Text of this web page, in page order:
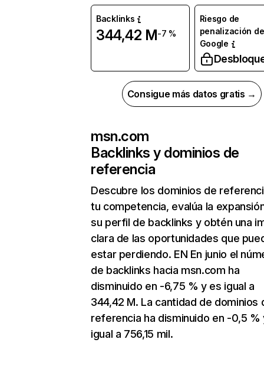
Backlinks
344,42 M-7 %
Riesgo de
penalización de
Google
Consigue más datos gratis →
msn.com
Backlinks y dominios de
referencia
Descubre los dominios de
tu competencia, evalúa la
su perfil de backlinks y obtén una
clara de las oportunidades que
estar perdiendo. EN En junio el
de backlinks hacia msn.com ha
disminuido en -6,75 % y es igual a
344,42 M. La cantidad de dominios
referencia ha disminuido en -0,5 %
igual a 756,15 mil.